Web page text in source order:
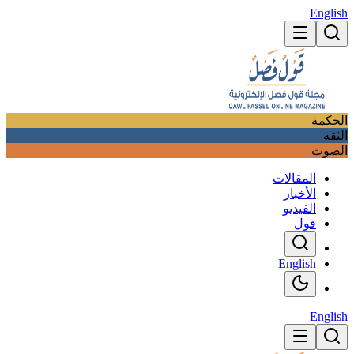
English
الحكمة
الثقة
الصوت
المقالات
الأخبار
الفيديو
قول
English
English